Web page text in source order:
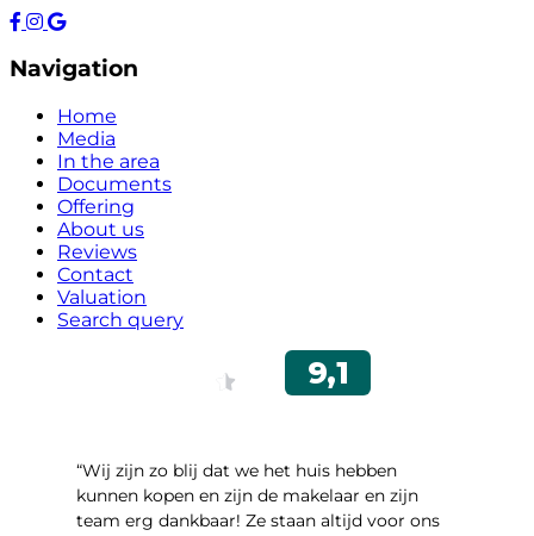
Navigation
Home
Media
In the area
Documents
Offering
About us
Reviews
Contact
Valuation
Search query
“Wij zijn zo blij dat we het huis hebben
kunnen kopen en zijn de makelaar en zijn
team erg dankbaar! Ze staan altijd voor ons